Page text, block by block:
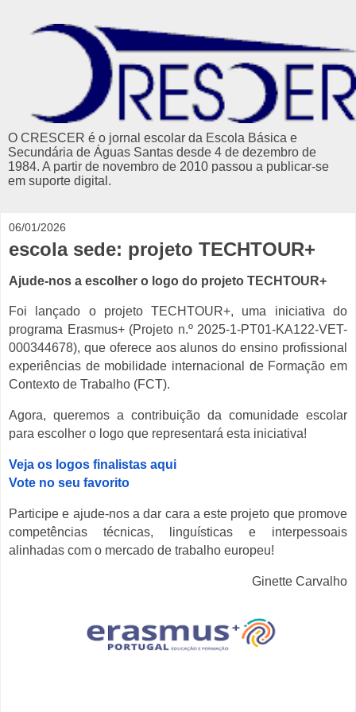
O CRESCER é o jornal escolar da Escola Básica e
Secundária de Águas Santas desde 4 de dezembro de
1984. A partir de novembro de 2010 passou a publicar-se
em suporte digital.
06/01/2026
escola sede: projeto TECHTOUR+
Ajude-nos a escolher o logo do projeto TECHTOUR+
Foi lançado o projeto TECHTOUR+, uma iniciativa do
programa Erasmus+ (Projeto n.º 2025-1-PT01-KA122-VET-
000344678), que oferece aos alunos do ensino profissional
experiências de mobilidade internacional de Formação em
Contexto de Trabalho (FCT).
Agora, queremos a contribuição da comunidade escolar
para escolher o logo que representará esta iniciativa!
Veja os logos finalistas aqui
Vote no seu favorito
Participe e ajude-nos a dar cara a este projeto que promove
competências técnicas, linguísticas e interpessoais
alinhadas com o mercado de trabalho europeu!
Ginette Carvalho